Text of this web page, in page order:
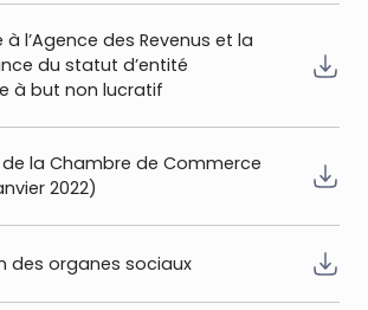
l’Agence des Revenus et la
du statut d’entité
à but non lucratif
la Chambre de Commerce
2022)
des organes sociaux